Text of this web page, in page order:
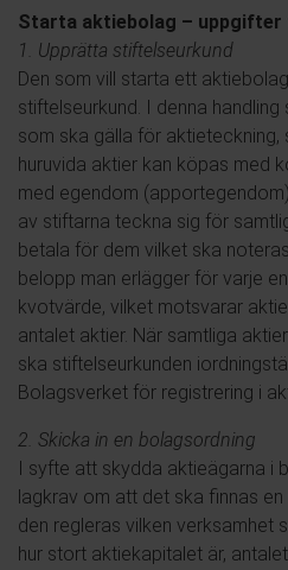
Starta aktiebolag – uppgifter
1. Upprätta stiftelseurkund
Den som vill starta ett
stiftelseurkund. I denna
som ska gälla för aktieteckning,
huruvida aktier kan köpas med
med egendom
av stiftarna teckna sig för
betala för dem vilket ska
belopp man erlägger för varje
kvotvärde, vilket motsvarar
antalet aktier. När samtliga
ska stiftelseurkunden
Bolagsverket för registrering i
2. Skicka in en bolagsordning
I syfte att skydda aktieägarna i
lagkrav om att det ska finnas
den regleras vilken verksamhet
hur stort aktiekapitalet är,